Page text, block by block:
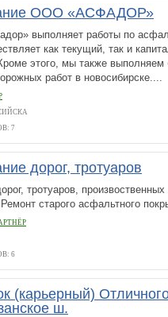
OOO «АСФАДОР»
выполняет работы по
как текущий, так и
этого, мы также выполняем
работ в новосибирске....
7
дорог, тротуаров
тротуаров, произвоственных
старого асфальтного
6
Отличного
ш.